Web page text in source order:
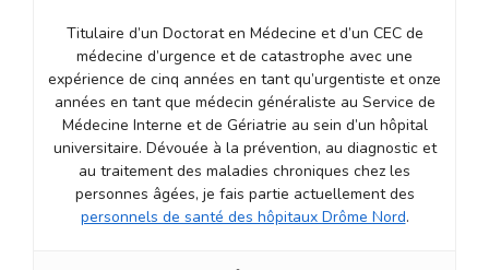
Titulaire d’un Doctorat en Médecine et d’un CEC de
médecine d’urgence et de catastrophe avec une
expérience de cinq années en tant qu’urgentiste et onze
années en tant que médecin généraliste au Service de
Médecine Interne et de Gériatrie au sein d’un hôpital
universitaire. Dévouée à la prévention, au diagnostic et
au traitement des maladies chroniques chez les
personnes âgées, je fais partie actuellement des
personnels de santé des hôpitaux Drôme Nord.